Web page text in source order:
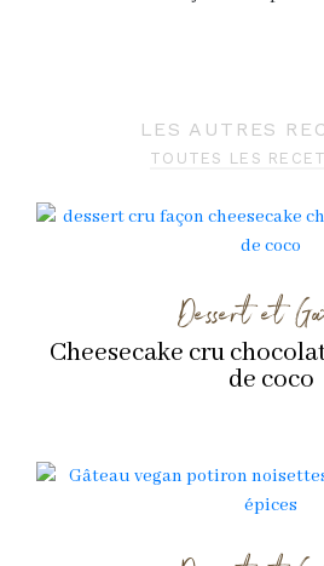
LES AUTRES
TOUTES LES
Dessert et
Cheesecake cru
de coco